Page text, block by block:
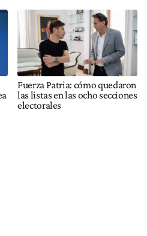
Fuerza Patria: cómo quedaron
las listas en las ocho secciones
electorales